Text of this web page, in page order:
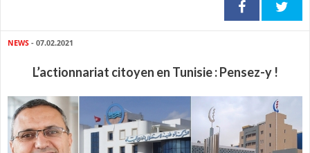
NEWS - 07.02.2021
L’actionnariat citoyen en Tunisie : Pensez-y !